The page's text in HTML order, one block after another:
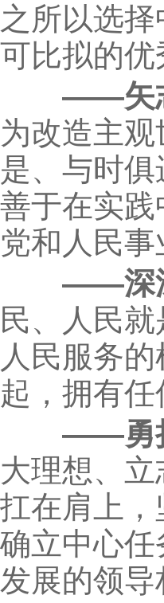
之所以选
可比拟的优
——矢
为改造主
是、与时
善于在实
党和人民
——深
民、人民
人民服务
起，拥有
——勇
大理想、
扛在肩上
确立中心
发展的领导